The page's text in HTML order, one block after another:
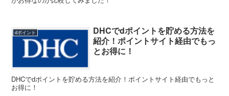
dポイント
DHCでdポイントを貯める方法を
紹介！ポイントサイト経由でもっ
とお得に！
DHCでdポイントを貯める方法を紹介！ポイントサイト経由でもっと
お得に！